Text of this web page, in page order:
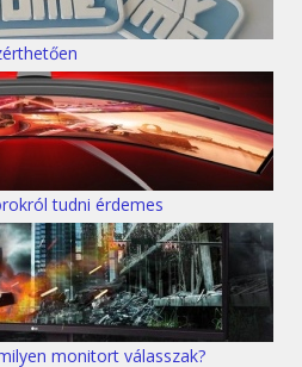
tudni érdemes
monitort válasszak?